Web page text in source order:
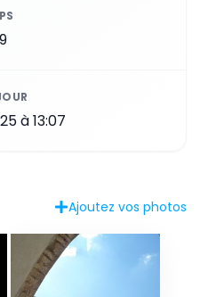
à 13:07
Ajoutez vos photos